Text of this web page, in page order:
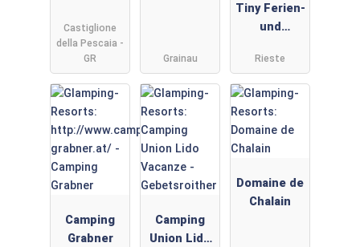
Castiglione
della Pescaia -
GR
Grainau
Tiny Ferien-
und
spark
Rieste
Camping
Grabner
Camping
Union Lido
Domaine de
Chalain